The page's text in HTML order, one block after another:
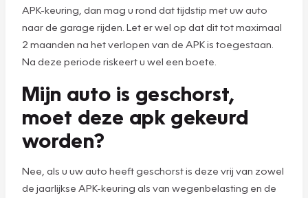
APK-keuring, dan mag u rond dat tijdstip met uw auto
naar de garage rijden. Let er wel op dat dit tot maximaal
2 maanden na het verlopen van de APK is toegestaan.
Na deze periode riskeert u wel een boete.
Mijn auto is geschorst,
moet deze apk gekeurd
worden?
Nee, als u uw auto heeft geschorst is deze vrij van zowel
de jaarlijkse APK-keuring als van wegenbelasting en de